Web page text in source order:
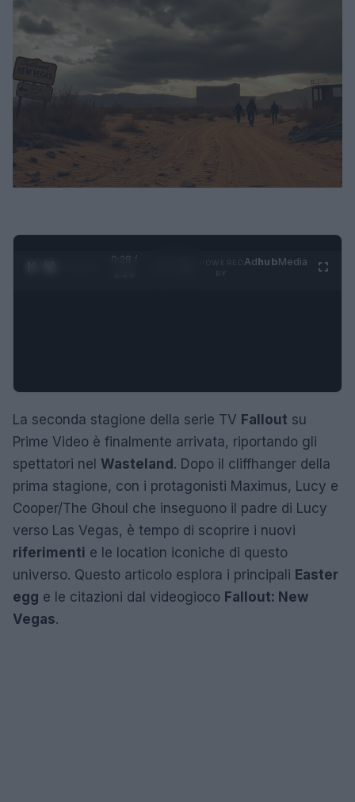
0:29 /
AdhubMedia
La seconda stagione della serie TV Fallout su
Prime Video è finalmente arrivata, riportando gli
spettatori nel Wasteland. Dopo il cliffhanger della
prima stagione, con i protagonisti Maximus, Lucy e
Cooper/The Ghoul che inseguono il padre di Lucy
verso Las Vegas, è tempo di scoprire i nuovi
riferimenti e le location iconiche di questo
universo. Questo articolo esplora i principali Easter
egg e le citazioni dal videogioco Fallout: New
Vegas.